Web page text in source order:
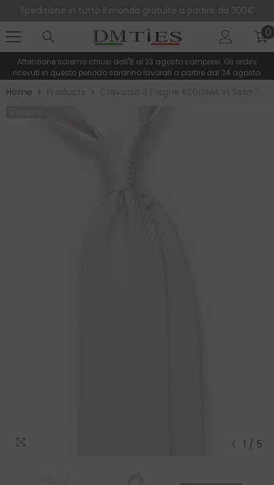
Spedizione in tutto il mondo gratuite a partire da 300€
00
Attenzione saremo chiusi dall'8 al 23 agosto compresi. Gli ordini
ricevuti in questo periodo saranno lavorati a partire dal 24 agosto.
Home
1 / 5